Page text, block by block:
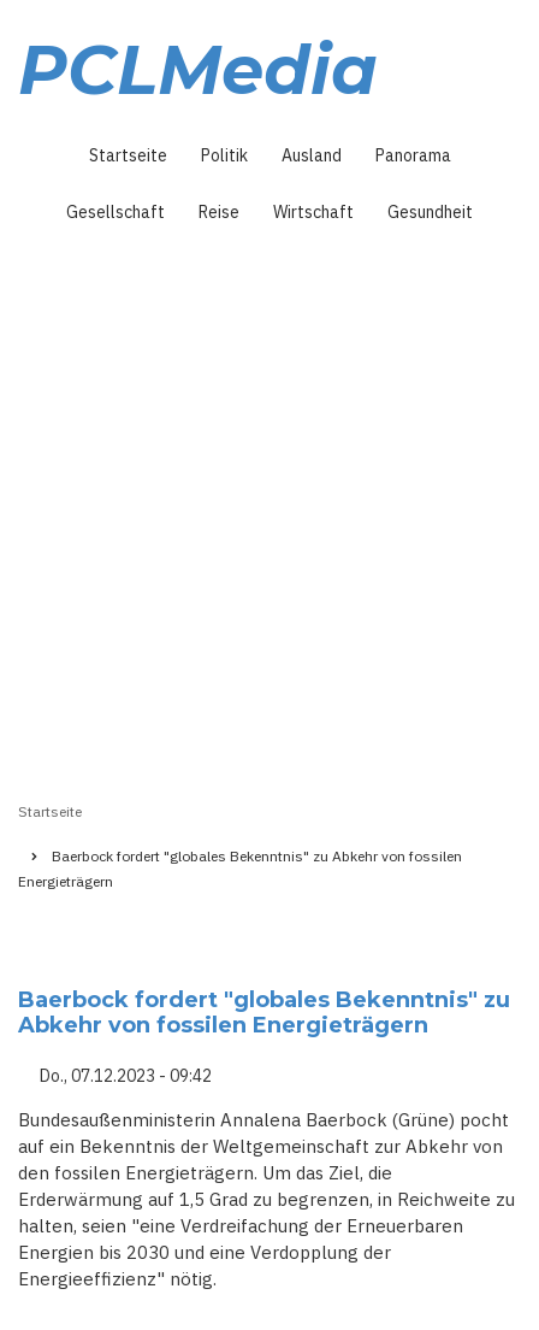
Inhalt
PCLMedia
Startseite Politik Ausland Panorama
Gesellschaft Reise Wirtschaft Gesundheit
Startseite
Baerbock fordert "globales Bekenntnis" zu Abkehr von fossilen
Energieträgern
Baerbock fordert "globales Bekenntnis" zu
Abkehr von fossilen Energieträgern
Do., 07.12.2023 - 09:42
Bundesaußenministerin Annalena Baerbock (Grüne) pocht
auf ein Bekenntnis der Weltgemeinschaft zur Abkehr von
den fossilen Energieträgern. Um das Ziel, die
Erderwärmung auf 1,5 Grad zu begrenzen, in Reichweite zu
halten, seien "eine Verdreifachung der Erneuerbaren
Energien bis 2030 und eine Verdopplung der
Energieeffizienz" nötig.